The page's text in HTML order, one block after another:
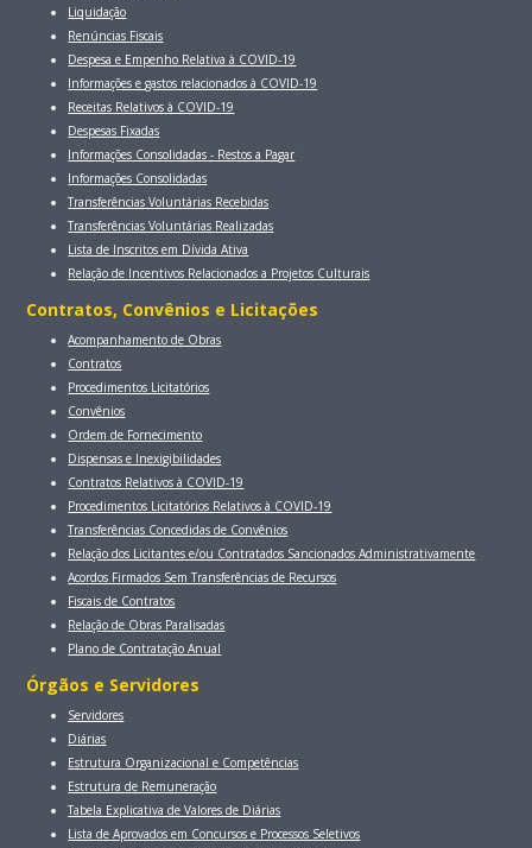
Liquidação
Renúncias Fiscais
Despesa e Empenho Relativa à COVID-19
Informações e gastos relacionados à COVID-19
Receitas Relativos à COVID-19
Despesas Fixadas
Informações Consolidadas - Restos a Pagar
Informações Consolidadas
Transferências Voluntárias Recebidas
Transferências Voluntárias Realizadas
Lista de Inscritos em Dívida Ativa
Relação de Incentivos Relacionados a Projetos Culturais
Contratos, Convênios e Licitaçōes
Acompanhamento de Obras
Contratos
Procedimentos Licitatórios
Convênios
Ordem de Fornecimento
Dispensas e Inexigibilidades
Contratos Relativos à COVID-19
Procedimentos Licitatórios Relativos à COVID-19
Transferências Concedidas de Convênios
Relação dos Licitantes e/ou Contratados Sancionados Administrativamente
Acordos Firmados Sem Transferências de Recursos
Fiscais de Contratos
Relação de Obras Paralisadas
Plano de Contratação Anual
Órgãos e Servidores
Servidores
Diárias
Estrutura Organizacional e Competências
Estrutura de Remuneração
Tabela Explicativa de Valores de Diárias
Lista de Aprovados em Concursos e Processos Seletivos